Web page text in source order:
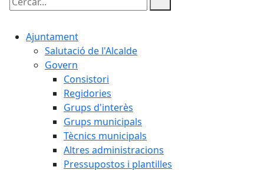
Cercar:
Ajuntament
Salutació de l'Alcalde
Govern
Consistori
Regidories
Grups d'interès
Grups municipals
Tècnics municipals
Altres administracions
Pressupostos i plantilles